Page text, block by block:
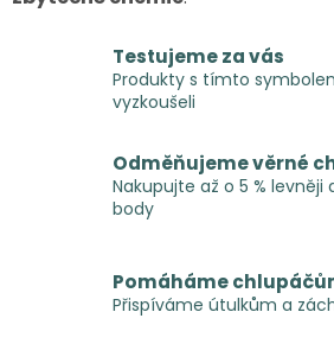
Testujeme za vás
Produkty s tímto
vyzkoušeli
Odměňujeme věrné
Nakupujte až o 5 % levněji
body
Pomáháme
Přispíváme útulkům a